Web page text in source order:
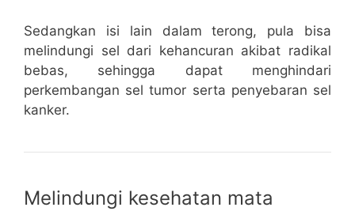
Sedangkan isi lain dalam terong, pula bisa
melindungi sel dari kehancuran akibat radikal
bebas, sehingga dapat menghindari
perkembangan sel tumor serta penyebaran sel
kanker.
Melindungi kesehatan mata